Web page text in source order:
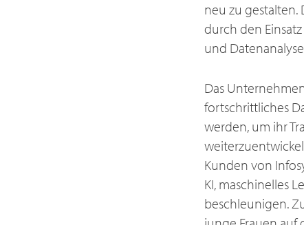
neu zu gestalten.
durch den
und
Das
fortschrittliches
werden, um ihr
Kunden von
KI, maschinelles
beschleunigen.